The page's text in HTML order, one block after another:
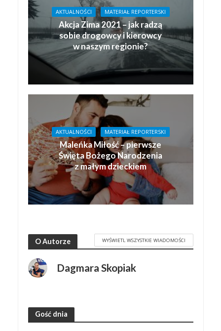
AKTUALNOŚCI MATERIAŁ REPORTERSKI
Akcja Zima 2021 – jak radzą
sobie drogowcy i kierowcy
w naszym regionie?
AKTUALNOŚCI MATERIAŁ REPORTERSKI
Maleńka Miłość – pierwsze
Święta Bożego Narodzenia
z małym dzieckiem
O Autorze WYŚWIETL WSZYSTKIE WIADOMOŚCI
Dagmara Skopiak
Gość dnia